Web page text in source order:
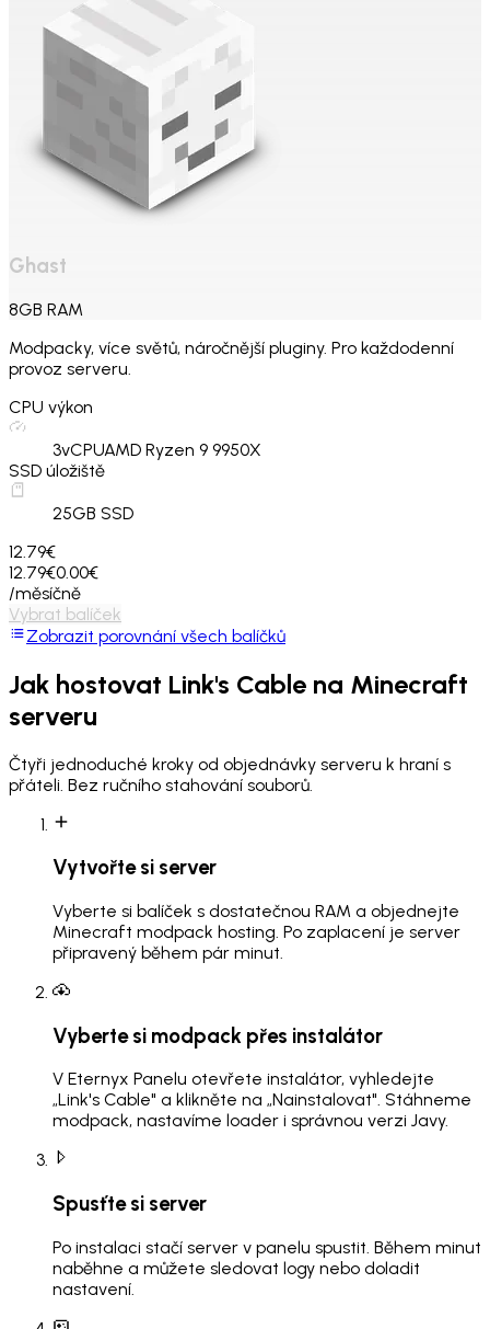
Ghast
8GB RAM
Modpacky, více světů, náročnější pluginy. Pro každodenní
provoz serveru.
CPU výkon
3vCPUAMD Ryzen 9 9950X
SSD úložiště
25GB SSD
12.79€
12.79€0.00€
/měsíčně
Vybrat balíček
Zobrazit porovnání všech balíčků
Jak hostovat Link's Cable na Minecraft
serveru
Čtyři jednoduché kroky od objednávky serveru k hraní s
přáteli. Bez ručního stahování souborů.
Vytvořte si server
Vyberte si balíček s dostatečnou RAM a objednejte
Minecraft modpack hosting. Po zaplacení je server
připravený během pár minut.
Vyberte si modpack přes instalátor
V Eternyx Panelu otevřete instalátor, vyhledejte
„Link's Cable" a klikněte na „Nainstalovat". Stáhneme
modpack, nastavíme loader i správnou verzi Javy.
Spusťte si server
Po instalaci stačí server v panelu spustit. Během minut
naběhne a můžete sledovat logy nebo doladit
nastavení.